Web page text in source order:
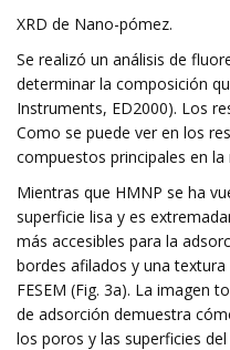
XRD de Nano-pómez.
Se realizó un análisis de
determinar la composición
Instruments, ED2000). Los
Como se puede ver en los
compuestos principales en
Mientras que HMNP se ha
superficie lisa y es
más accesibles para la
bordes afilados y una
FESEM (Fig. 3a). La imagen
de adsorción demuestra
los poros y las superficies